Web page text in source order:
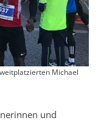
Michael
und